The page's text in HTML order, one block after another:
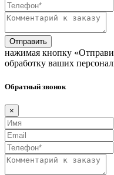
Отправить
нажимая кнопку
обработку ваших
Обратный звонок
×